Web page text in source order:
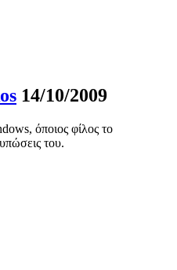
14/10/2009
όποιος φίλος το
του.